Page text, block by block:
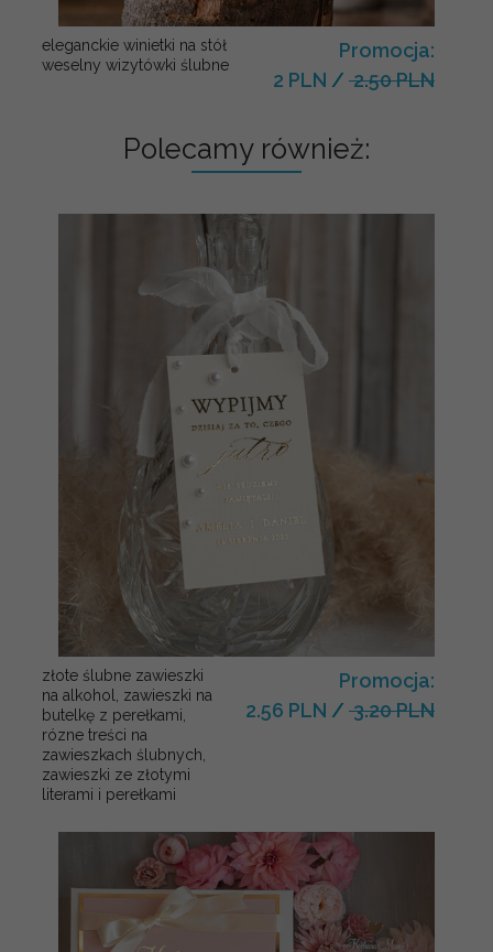
eleganckie winietki na stół
weselny wizytówki ślubne
Promocja:
2 PLN / 2.50 PLN
Polecamy również:
złote ślubne zawieszki
na alkohol, zawieszki na
butelkę z perełkami,
rózne treści na
zawieszkach ślubnych,
zawieszki ze złotymi
literami i perełkami
Promocja:
2.56 PLN / 3.20 PLN